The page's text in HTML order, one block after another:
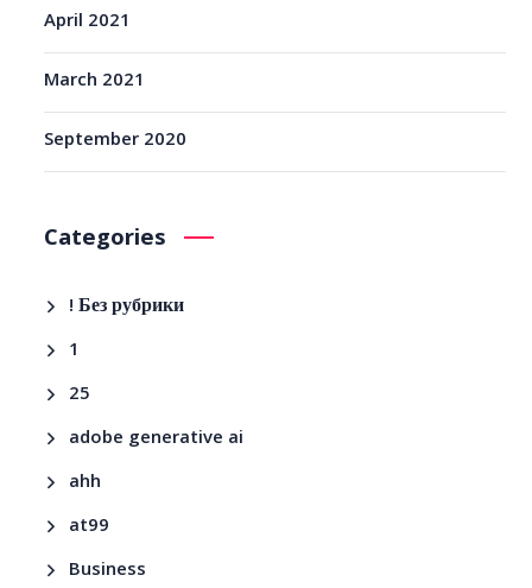
April 2021
March 2021
September 2020
Categories
! Без рубрики
1
25
adobe generative ai
ahh
at99
Business